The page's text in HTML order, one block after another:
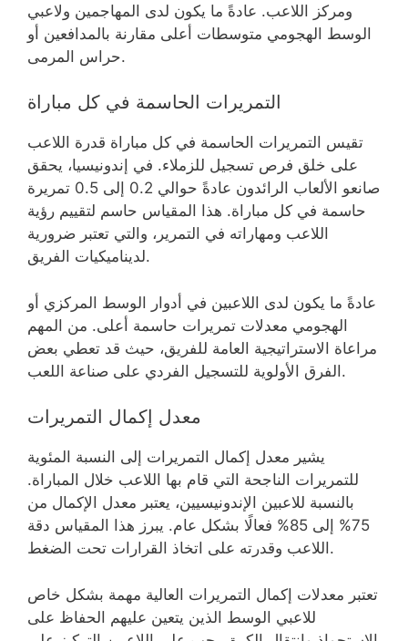
ومركز اللاعب. عادةً ما يكون لدى المهاجمين ولاعبي
الوسط الهجومي متوسطات أعلى مقارنة بالمدافعين أو
حراس المرمى.
التمريرات الحاسمة في كل مباراة
تقيس التمريرات الحاسمة في كل مباراة قدرة اللاعب
على خلق فرص تسجيل للزملاء. في إندونيسيا، يحقق
صانعو الألعاب الرائدون عادةً حوالي 0.2 إلى 0.5 تمريرة
حاسمة في كل مباراة. هذا المقياس حاسم لتقييم رؤية
اللاعب ومهاراته في التمرير، والتي تعتبر ضرورية
لديناميكيات الفريق.
عادةً ما يكون لدى اللاعبين في أدوار الوسط المركزي أو
الهجومي معدلات تمريرات حاسمة أعلى. من المهم
مراعاة الاستراتيجية العامة للفريق، حيث قد تعطي بعض
الفرق الأولوية للتسجيل الفردي على صناعة اللعب.
معدل إكمال التمريرات
يشير معدل إكمال التمريرات إلى النسبة المئوية
للتمريرات الناجحة التي قام بها اللاعب خلال المباراة.
بالنسبة للاعبين الإندونيسيين، يعتبر معدل الإكمال من
75% إلى 85% فعالًا بشكل عام. يبرز هذا المقياس دقة
اللاعب وقدرته على اتخاذ القرارات تحت الضغط.
تعتبر معدلات إكمال التمريرات العالية مهمة بشكل خاص
للاعبي الوسط الذين يتعين عليهم الحفاظ على